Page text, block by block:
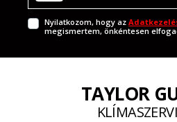
Nyilatkozom, hogy az
megismertem, önkéntesen
TAYLOR